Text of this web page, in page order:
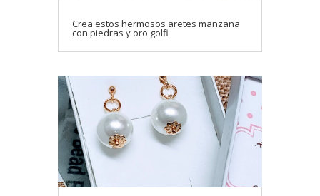
Crea estos hermosos aretes manzana
con piedras y oro golfi